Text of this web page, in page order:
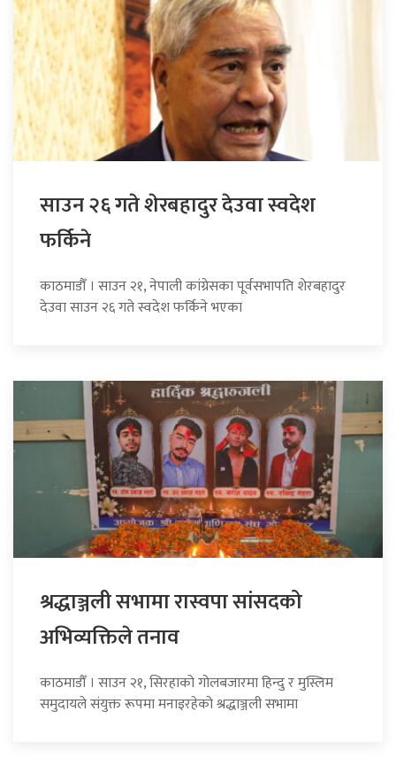
साउन २६ गते शेरबहादुर देउवा स्वदेश
फर्किने
काठमाडौँ । साउन २१, नेपाली कांग्रेसका पूर्वसभापति शेरबहादुर
देउवा साउन २६ गते स्वदेश फर्किने भएका
श्रद्धाञ्जली सभामा रास्वपा सांसदको
अभिव्यक्तिले तनाव
काठमाडौँ । साउन २१, सिरहाको गोलबजारमा हिन्दु र मुस्लिम
समुदायले संयुक्त रूपमा मनाइरहेको श्रद्धाञ्जली सभामा